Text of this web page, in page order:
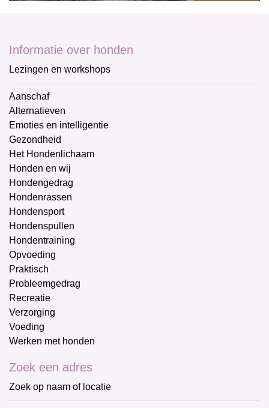
Informatie over honden
Lezingen en workshops
Aanschaf
Alternatieven
Emoties en intelligentie
Gezondheid
Het Hondenlichaam
Honden en wij
Hondengedrag
Hondenrassen
Hondensport
Hondenspullen
Hondentraining
Opvoeding
Praktisch
Probleemgedrag
Recreatie
Verzorging
Voeding
Werken met honden
Zoek een adres
Zoek op naam of locatie